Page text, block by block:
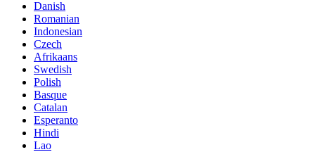
Danish
Romanian
Indonesian
Czech
Afrikaans
Swedish
Polish
Basque
Catalan
Esperanto
Hindi
Lao